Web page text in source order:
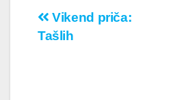
Кретање
Vikend priča:
Tašlih